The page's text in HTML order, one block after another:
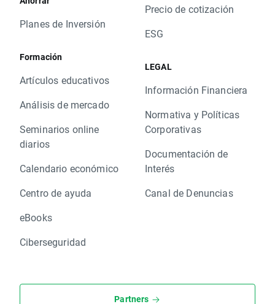
Planes de Inversión
Formación
Artículos educativos
Análisis de mercado
Seminarios online
diarios
Calendario económico
Centro de ayuda
eBooks
Ciberseguridad
Precio de cotización
ESG
LEGAL
Información Financiera
Normativa y Políticas
Corporativas
Documentación de
Interés
Canal de Denuncias
Partners